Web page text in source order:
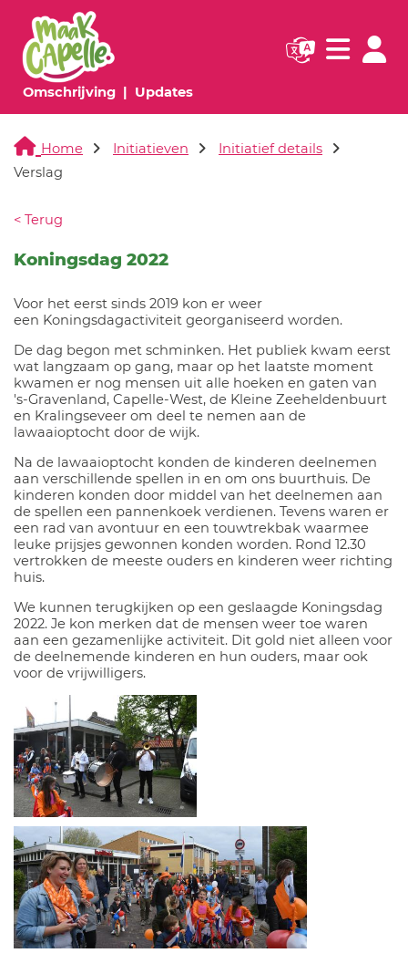
Omschrijving(huidige pagina)
Updates(huidige pagina)
Navigatie
Home Initiatieven
Initiatief details
Verslag
< Terug
Koningsdag 2022
Voor het eerst sinds 2019 kon er weer
een Koningsdagactiviteit georganiseerd worden.
De dag begon met schminken. Het publiek kwam eerst
wat langzaam op gang, maar op het laatste moment
kwamen er nog mensen uit alle hoeken en gaten van
's-Gravenland, Capelle-West, de Kleine Zeeheldenbuurt
en Kralingseveer om deel te nemen aan de
lawaaioptocht door de wijk.
Na de lawaaioptocht konden de kinderen deelnemen
aan verschillende spellen in en om ons buurthuis. De
kinderen konden door middel van het deelnemen aan
de spellen een pannenkoek verdienen. Tevens waren er
een rad van avontuur en een touwtrekbak waarmee
leuke prijsjes gewonnen konden worden. Rond 12.30
vertrokken de meeste ouders en kinderen weer richting
huis.
We kunnen terugkijken op een geslaagde Koningsdag
2022. Je kon merken dat de mensen weer toe waren
aan een gezamenlijke activiteit. Dit gold niet alleen voor
de deelnemende kinderen en hun ouders, maar ook
voor de vrijwilligers.